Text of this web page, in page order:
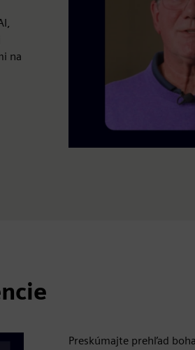
na
Preskúmajte prehľad